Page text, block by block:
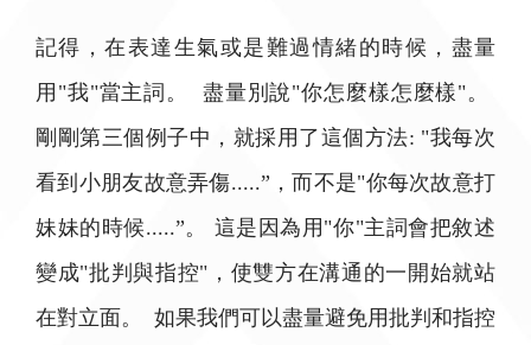
記得，在表達生氣或是難過情緒的時候，盡量
用"我"當主詞。 盡量別說"你怎麼樣怎麼樣"。
剛剛第三個例子中，就採用了這個方法: "我每次
看到小朋友故意弄傷.....”，而不是"你每次故意打
妹妹的時候.....”。 這是因為用"你"主詞會把敘述
變成"批判與指控"，使雙方在溝通的一開始就站
在對立面。 如果我們可以盡量避免用批判和指控